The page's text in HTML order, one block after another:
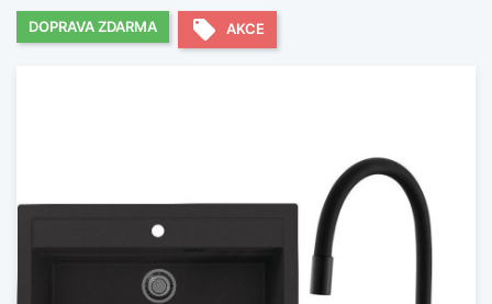
DOPRAVA ZDARMA local_offer AKCE